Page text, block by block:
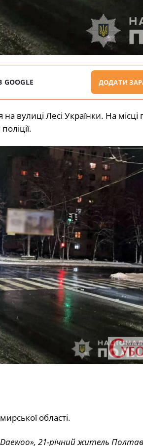
ДОДАТИ
вулиці Лесі Українки. На місці
області.
21-річний житель